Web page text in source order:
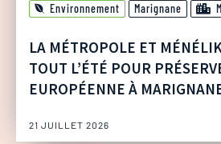
Environnement Marignane
LA MÉTROPOLE ET
TOUT L’ÉTÉ POUR
EUROPÉENNE À
21 JUILLET 2026